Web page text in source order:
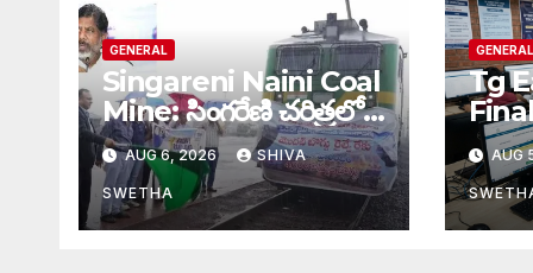
GENERAL
Singareni Naini Coal
Mine: సింగరేణి చరిత్రలో
చారిత్రాత్మక ఘట్టం…
AUG 6, 2026 SHIVA
SWETHA
GENERAL
Tg
ఫేజ్AUG